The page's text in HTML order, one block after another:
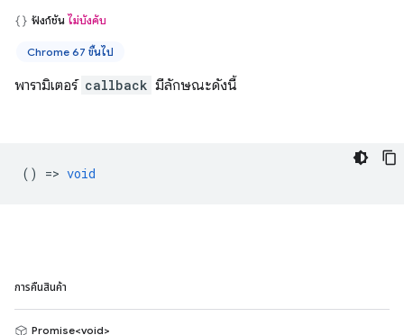
ฟังก์ชัน ไม่บังคับ
Chrome 67 ขึ้นไป
พารามิเตอร์ callback มีลักษณะดังนี้
() => void
การคืนสินค้า
Promise<void>